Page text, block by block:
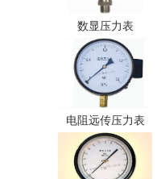
数显压力表
电阻远传压力表